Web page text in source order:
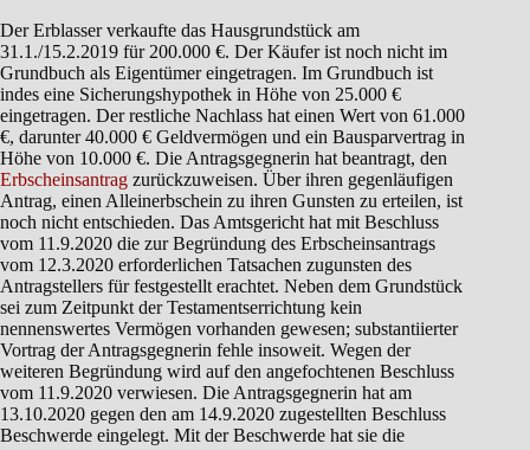
Der Erblasser verkaufte das Hausgrundstück am
31.1./15.2.2019 für 200.000 €. Der Käufer ist noch nicht im
Grundbuch als Eigentümer eingetragen. Im Grundbuch ist
indes eine Sicherungshypothek in Höhe von 25.000 €
eingetragen. Der restliche Nachlass hat einen Wert von 61.000
€, darunter 40.000 € Geldvermögen und ein Bausparvertrag in
Höhe von 10.000 €. Die Antragsgegnerin hat beantragt, den
Erbscheinsantrag zurückzuweisen. Über ihren gegenläufigen
Antrag, einen Alleinerbschein zu ihren Gunsten zu erteilen, ist
noch nicht entschieden. Das Amtsgericht hat mit Beschluss
vom 11.9.2020 die zur Begründung des Erbscheinsantrags
vom 12.3.2020 erforderlichen Tatsachen zugunsten des
Antragstellers für festgestellt erachtet. Neben dem Grundstück
sei zum Zeitpunkt der Testamentserrichtung kein
nennenswertes Vermögen vorhanden gewesen; substantiierter
Vortrag der Antragsgegnerin fehle insoweit. Wegen der
weiteren Begründung wird auf den angefochtenen Beschluss
vom 11.9.2020 verwiesen. Die Antragsgegnerin hat am
13.10.2020 gegen den am 14.9.2020 zugestellten Beschluss
Beschwerde eingelegt. Mit der Beschwerde hat sie die